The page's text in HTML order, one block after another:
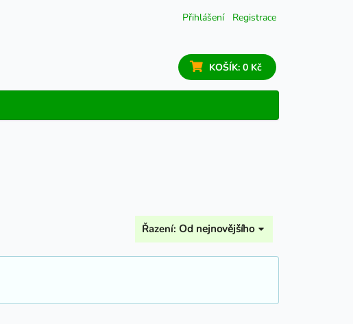
Přihlášení Registrace
KOŠÍK: 0 Kč
Řazení: Od nejnovějšího